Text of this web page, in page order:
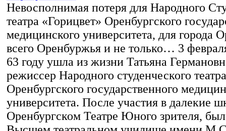
Невосполнимая потеря для Народного
театра «Горицвет» Оренбургского
медицинского университета, для города
всего Оренбуржья и не только… 3
63 году ушла из жизни Татьяна
режиссер Народного студенческого
Оренбургского государственного
университета. После участия в далекие
Оренбургском Театре Юного зрителя,